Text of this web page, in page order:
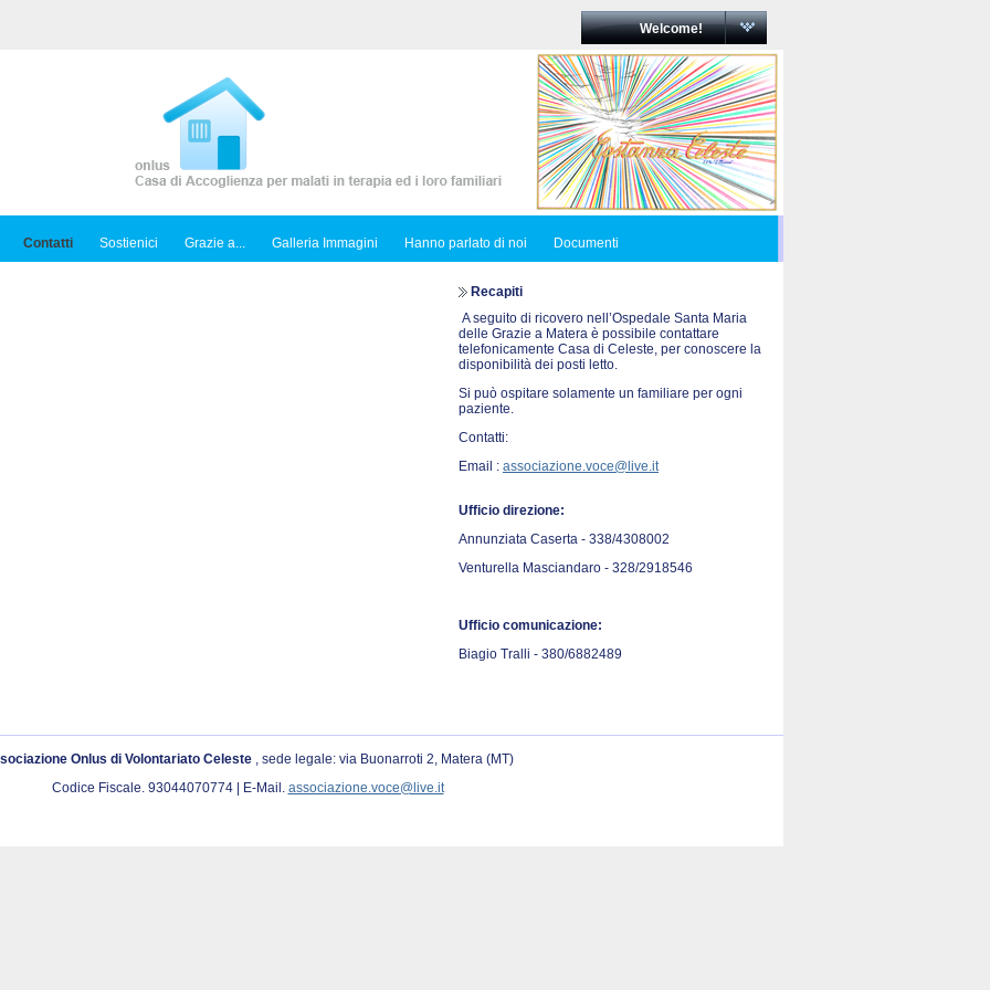
Welcome!
Contatti Sostienici Grazie a... Galleria Immagini Hanno parlato di noi Documenti
Recapiti
A seguito di ricovero nell’Ospedale Santa Maria
delle Grazie a Matera è possibile contattare
telefonicamente Casa di Celeste, per conoscere la
disponibilità dei posti letto.
Si può ospitare solamente un familiare per ogni
paziente.
Contatti:
Email : associazione.voce@live.it
Ufficio direzione:
Annunziata Caserta - 338/4308002
Venturella Masciandaro - 328/2918546
Ufficio comunicazione:
Biagio Tralli - 380/6882489
Onlus di Volontariato Celeste , sede legale: via Buonarroti 2, Matera (MT)
Codice Fiscale. 93044070774 | E-Mail. associazione.voce@live.it